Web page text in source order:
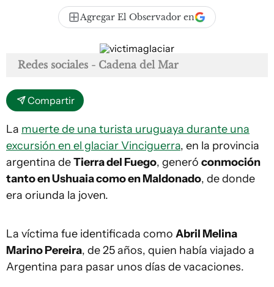
Agregar El Observador en
Redes sociales - Cadena del Mar
Compartir
La muerte de una turista uruguaya durante una
excursión en el glaciar Vinciguerra, en la provincia
argentina deTierra del Fuego, generó conmoción
tanto en Ushuaia como en Maldonado, de donde
era oriunda la joven.
La víctima fue identificada como Abril Melina
Marino Pereira, de 25 años, quien había viajado a
Argentina para pasar unos días de vacaciones.